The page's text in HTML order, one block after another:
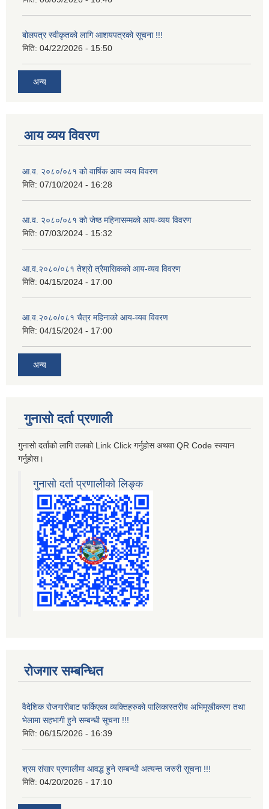
बोलपत्र स्वीकृतको लागि आशयपत्रको सूचना !!!
मिति: 04/22/2026 - 15:50
अन्य
आय व्यय विवरण
आ.व. २०८०/०८१ को वार्षिक आय व्यय विवरण
मिति: 07/10/2024 - 16:28
आ.व. २०८०/०८१ को जेष्ठ महिनासम्मको आय-व्यय विवरण
मिति: 07/03/2024 - 15:32
आ.व.२०८०/०८१ तेश्रो त्रैमासिकको आय-व्यव विवरण
मिति: 04/15/2024 - 17:00
आ.व.२०८०/०८१ चैत्र महिनाको आय-व्यव विवरण
मिति: 04/15/2024 - 17:00
अन्य
गुनासो दर्ता प्रणाली
गुनासो दर्ताको लागि तलको Link Click गर्नुहोस अथवा QR Code स्क्यान
गर्नुहोस।
गुनासो दर्ता प्रणालीको लिङ्क
रोजगार सम्बन्धित
वैदेशिक रोजगारीबाट फर्किएका व्यक्तिहरुको पालिकास्तरीय अभिमूखीकरण तथा
भेलामा सहभागी हुने सम्बन्धी सूचना !!!
मिति: 06/15/2026 - 16:39
श्रम संसार प्रणालीमा आवद्ध हुने सम्बन्धी अत्यन्त जरुरी सूचना !!!
मिति: 04/20/2026 - 17:10